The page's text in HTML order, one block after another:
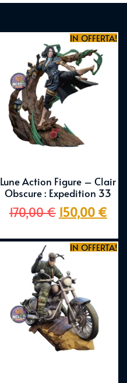
IN OFFERTA!
Lune Action Figure – Clair
Obscure : Expedition 33
170,00€ 150,00 €
IN OFFERTA!